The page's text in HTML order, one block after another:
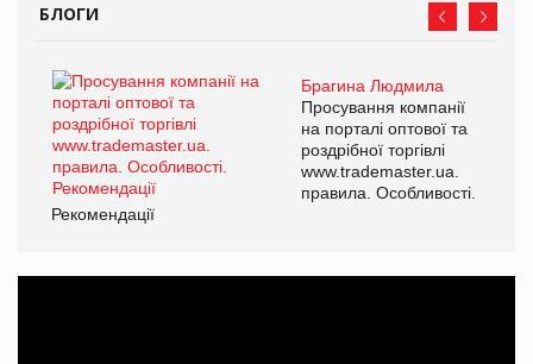
БЛОГИ
Брагина Людмила
Просування компанії
на порталі оптової та
роздрібної торгівлі
www.trademaster.ua.
правила. Особливості.
Рекомендації